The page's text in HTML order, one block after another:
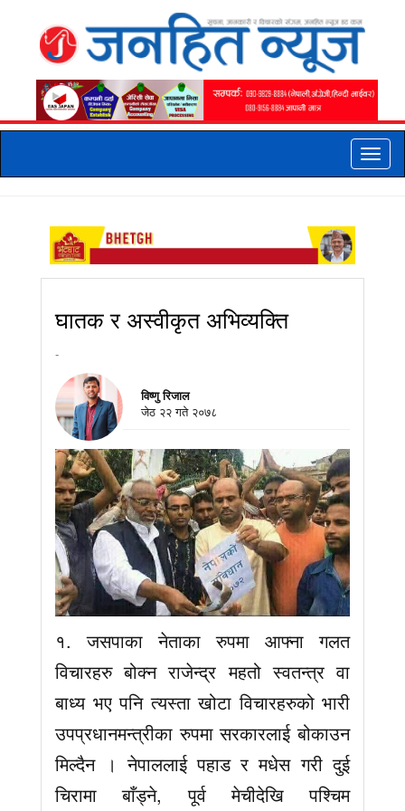
Toggle
घातक र अस्वीकृत अभिव्यक्ति
-
विष्णु रिजाल
जेठ २२ गते २०७८
१. जसपाका नेताका रुपमा आफ्ना गलत
विचारहरु बोक्न राजेन्द्र महतो स्वतन्त्र वा
बाध्य भए पनि त्यस्ता खोटा विचारहरुको भारी
उपप्रधानमन्त्रीका रुपमा सरकारलाई बोकाउन
मिल्दैन । नेपाललाई पहाड र मधेस गरी दुई
चिरामा बाँड्ने, पूर्व मेचीदेखि पश्चिम